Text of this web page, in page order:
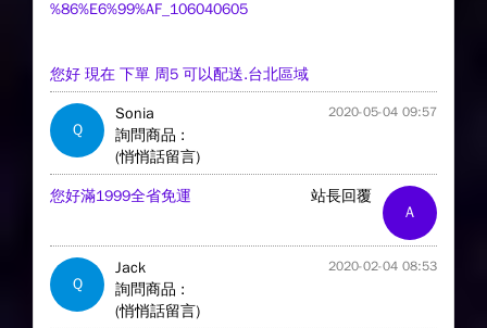
%86%E6%99%AF_106040605
您好 現在 下單 周5 可以配送.台北區域
Q
Sonia 2020-05-04 09:57
詢問商品 :
(悄悄話留言)
A
站長回覆
您好滿1999全省免運
Q
Jack 2020-02-04 08:53
詢問商品 :
(悄悄話留言)